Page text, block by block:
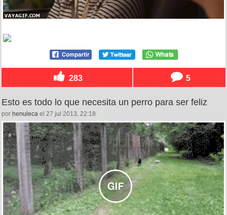
283 5
Esto es todo lo que necesita un perro para ser feliz
por henuleca el 27 jul 2013, 22:18